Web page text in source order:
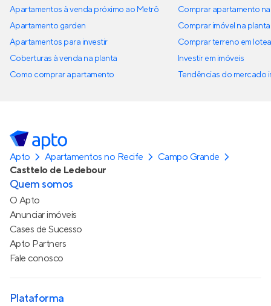
Apartamentos à venda próximo ao Metrô
Apartamento garden
Apartamentos para investir
Coberturas à venda na planta
Como comprar apartamento
Comprar apartamento
Comprar imóvel na planta
Comprar terreno em
Investir em imóveis
Tendências do mercado
Apto Apartamentos no Recife
Campo Grande
Casttelo de Ledebour
Quem somos
O Apto
Anunciar imóveis
Cases de Sucesso
Apto Partners
Fale conosco
Plataforma